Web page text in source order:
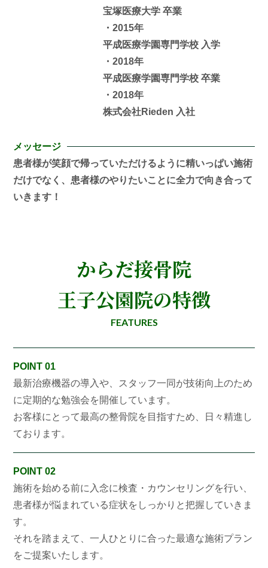
宝塚医療大学 卒業
・2015年
平成医療学園専門学校 入学
・2018年
平成医療学園専門学校 卒業
・2018年
株式会社Rieden 入社
メッセージ
患者様が笑顔で帰っていただけるように精いっぱい施術
だけでなく、患者様のやりたいことに全力で向き合って
いきます！
からだ接骨院
王子公園院の特徴
FEATURES
POINT 01
最新治療機器の導入や、スタッフ一同が技術向上のため
に定期的な勉強会を開催しています。
お客様にとって最高の整骨院を目指すため、日々精進し
ております。
POINT 02
施術を始める前に入念に検査・カウンセリングを行い、
患者様が悩まれている症状をしっかりと把握していきま
す。
それを踏まえて、一人ひとりに合った最適な施術プラン
をご提案いたします。